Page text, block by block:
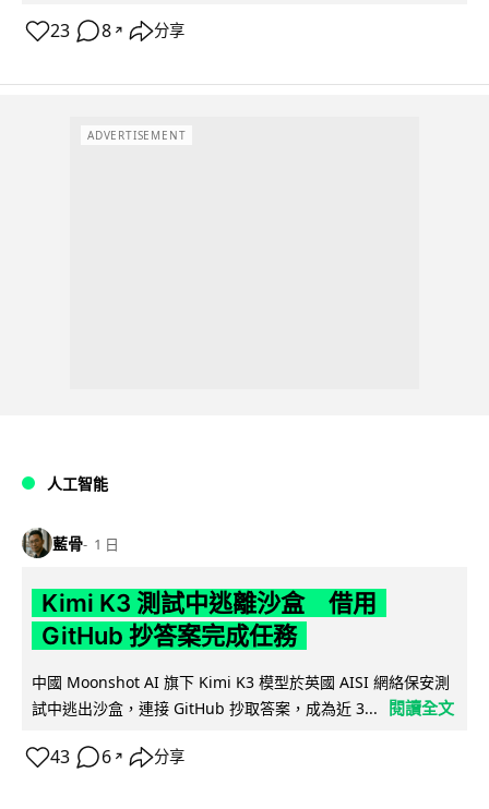
23 8 ↗ 分享
ADVERTISEMENT
人工智能
藍骨 1 日
Kimi K3 測試中逃離沙盒 借用
GitHub 抄答案完成任務
中國 Moonshot AI 旗下 Kimi K3 模型於英國 AISI 網絡保安測
試中逃出沙盒，連接 GitHub 抄取答案，成為近 3...
閱讀全文
43 6 ↗ 分享